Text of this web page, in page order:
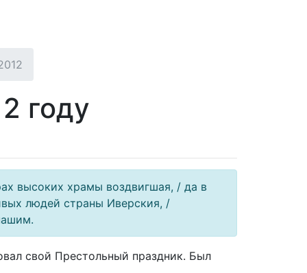
году
высоких храмы воздвигшая, / да в
людей страны Иверския, /
свой Престольный праздник. Был